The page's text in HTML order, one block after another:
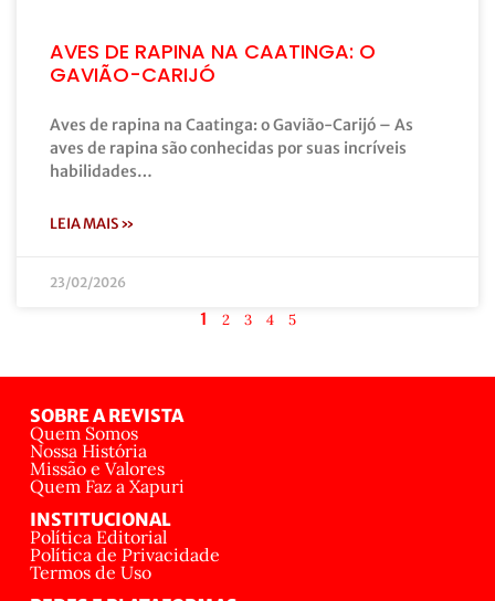
AVES DE RAPINA NA CAATINGA: O
GAVIÃO-CARIJÓ
Aves de rapina na Caatinga: o Gavião-Carijó – As
aves de rapina são conhecidas por suas incríveis
habilidades…
LEIA MAIS »
23/02/2026
1 2 3 4 5
SOBRE A REVISTA
Quem Somos
Nossa História
Missão e Valores
Quem Faz a Xapuri
INSTITUCIONAL
Política Editorial
Política de Privacidade
Termos de Uso